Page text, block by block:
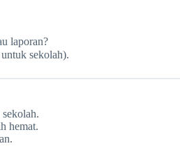
laporan?
sekolah).
hemat.